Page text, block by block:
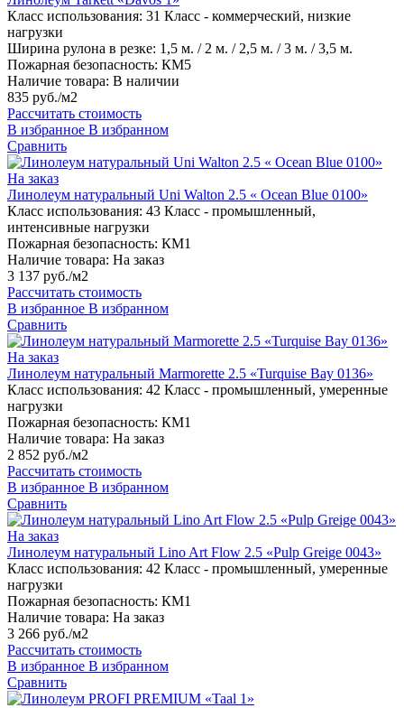
Класс использования: 31 Класс - коммерческий, низкие
нагрузки
Ширина рулона в резке: 1,5 м. / 2 м. / 2,5 м. / 3 м. / 3,5 м.
Пожарная безопасность: КМ5
Наличие товара: В наличии
835 руб./м2
Рассчитать стоимость
В избранное В избранном
Сравнить
На заказ
Линолеум натуральный Uni Walton 2.5 « Ocean Blue 0100»
Класс использования: 43 Класс - промышленный,
интенсивные нагрузки
Пожарная безопасность: КМ1
Наличие товара: На заказ
3 137 руб./м2
Рассчитать стоимость
В избранное В избранном
Сравнить
На заказ
Линолеум натуральный Marmorette 2.5 «Turquise Bay 0136»
Класс использования: 42 Класс - промышленный, умеренные
нагрузки
Пожарная безопасность: КМ1
Наличие товара: На заказ
2 852 руб./м2
Рассчитать стоимость
В избранное В избранном
Сравнить
На заказ
Линолеум натуральный Lino Art Flow 2.5 «Pulp Greige 0043»
Класс использования: 42 Класс - промышленный, умеренные
нагрузки
Пожарная безопасность: КМ1
Наличие товара: На заказ
3 266 руб./м2
Рассчитать стоимость
В избранное В избранном
Сравнить